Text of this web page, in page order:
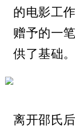
的电影工
赠予的一
供了基础。
离开邵氏